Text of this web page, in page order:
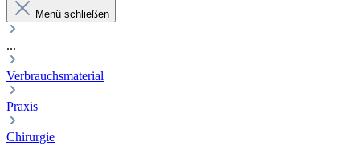
Menü schließen
...
Verbrauchsmaterial
Praxis
Chirurgie